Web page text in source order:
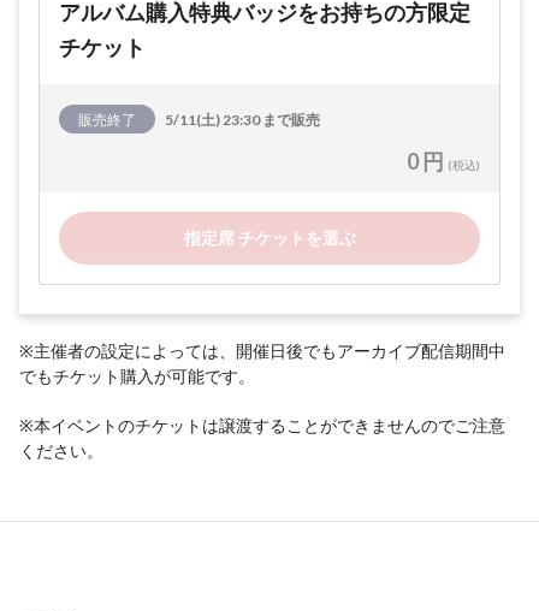
アルバム購入特典バッジをお持ちの方限定
チケット
販売終了 5/11(土) 23:30 まで販売
0 円 (税込)
指定席 チケットを選ぶ
※主催者の設定によっては、開催日後でもアーカイブ配信期間中
でもチケット購入が可能です。
※本イベントのチケットは譲渡することができませんのでご注意
ください。